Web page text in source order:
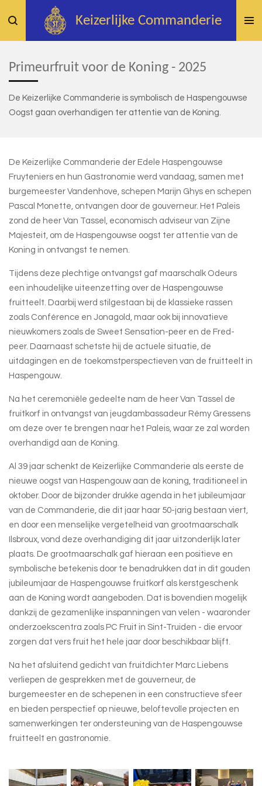
direct
naar
hoofdinhoud
Keizerlijke Commanderie
Primeurfruit voor de Koning - 2025
De Keizerlijke Commanderie is symbolisch de Haspengouwse
Oogst gaan overhandigen ter attentie van de Koning.
De Keizerlijke Commanderie der Edele Haspengouwse
Fruyteniers en hun Gastronomie werd vandaag, samen met
burgemeester Vandenhove, schepen Marijn Ghys en schepen
Pascal Monette, ontvangen door de gouverneur. Het Paleis
zond de heer Van Tassel, economisch adviseur van Zijne
Majesteit, om de Haspengouwse oogst ter attentie van de
Koning in ontvangst te nemen.
Tijdens deze plechtige ontvangst gaf maarschalk Odeurs
een inhoudelijke uiteenzetting over de Haspengouwse
fruitteelt. Daarbij werd stilgestaan bij de klassieke rassen
zoals Conférence en Jonagold, maar ook bij innovatieve
nieuwkomers zoals de Sweet Sensation-peer en de Fred-
peer. Daarnaast schetste hij de actuele situatie, de
uitdagingen en de toekomstperspectieven van de fruitteelt in
Haspengouw.
Na het ceremoniële gedeelte nam de heer Van Tassel de
fruitkorf in ontvangst van jeugdambassadeur Rémy Gressens
om deze over te brengen naar het Paleis, waar ze zal worden
overhandigd aan de Koning.
Al 39 jaar schenkt de Keizerlijke Commanderie als eerste de
nieuwe oogst van Haspengouw aan de koning, traditioneel in
oktober. Door de bijzonder drukke agenda in het jubileumjaar
van de Commanderie, die dit jaar haar 50-jarig bestaan viert,
en door een menselijke vergetelheid van grootmaarschalk
Ilsbroux, vond deze overhandiging dit jaar uitzonderlijk later
plaats. De grootmaarschalk gaf hieraan een positieve en
symbolische betekenis door te benadrukken dat in dit gouden
jubileumjaar de Haspengouwse fruitkorf als kerstgeschenk
aan de Koning wordt aangeboden. Dat is bovendien mogelijk
dankzij de gezamenlijke inspanningen van velen - waaronder
onderzoekscentra zoals PC Fruit in Sint-Truiden - die ervoor
zorgen dat vers fruit het hele jaar door beschikbaar blijft.
Na het afsluitend gedicht van fruitdichter Marc Liebens
verliepen de gesprekken met de gouverneur, de
burgemeester en de schepenen in een constructieve sfeer
en bieden perspectief op nieuwe, beloftevolle projecten en
samenwerkingen ter ondersteuning van de Haspengouwse
fruitteelt en gastronomie.